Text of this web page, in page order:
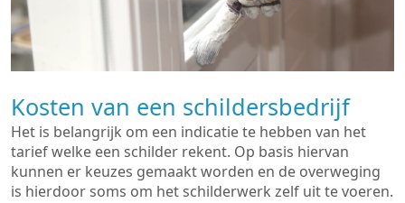
Kosten van een schildersbedrijf
Het is belangrijk om een indicatie te hebben van het
tarief welke een schilder rekent. Op basis hiervan
kunnen er keuzes gemaakt worden en de overweging
is hierdoor soms om het schilderwerk zelf uit te voeren.